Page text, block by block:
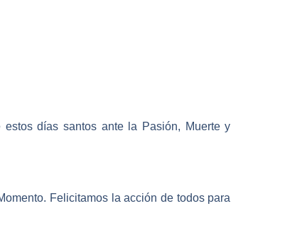
días santos ante la Pasión, Muerte y
Felicitamos la acción de todos para